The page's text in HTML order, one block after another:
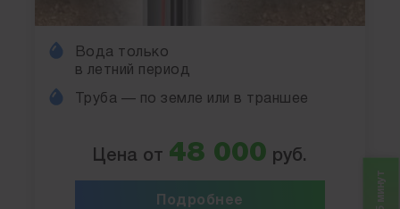
Вода только
в летний период
Труба — по земле или в траншее
Цена от 48 000 руб.
Подробнее